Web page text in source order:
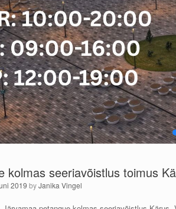
kolmas seeriavõistlus toimus
2019 byJanika Vingel